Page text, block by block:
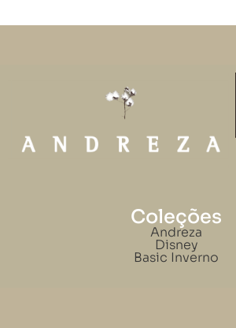
Coleções
Andreza
Disney
Basic Inverno